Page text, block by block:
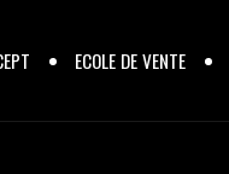
ECOLE DE VENTE